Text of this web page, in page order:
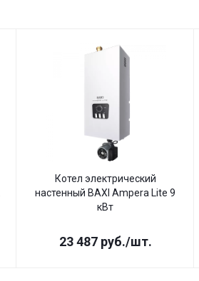
Котел электрический
настенный BAXI Ampera Lite 9
кВт
23 487руб./шт.